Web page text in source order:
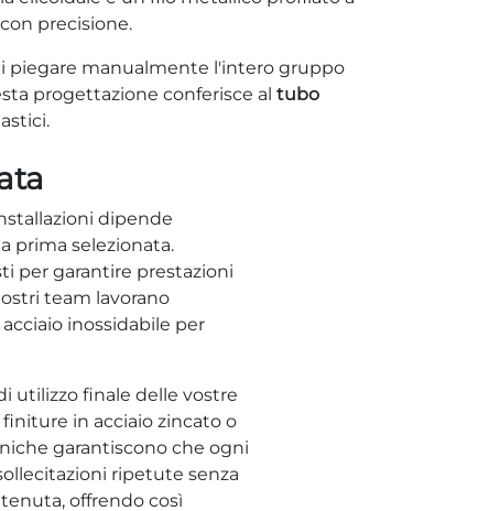
precisione.
piegare manualmente l'intero gruppo
progettazione conferisce al tubo
dipende
prima selezionata.
per garantire prestazioni
team lavorano
inossidabile per
utilizzo finale delle vostre
in acciaio zincato o
garantiscono che ogni
ripetute senza
offrendo così